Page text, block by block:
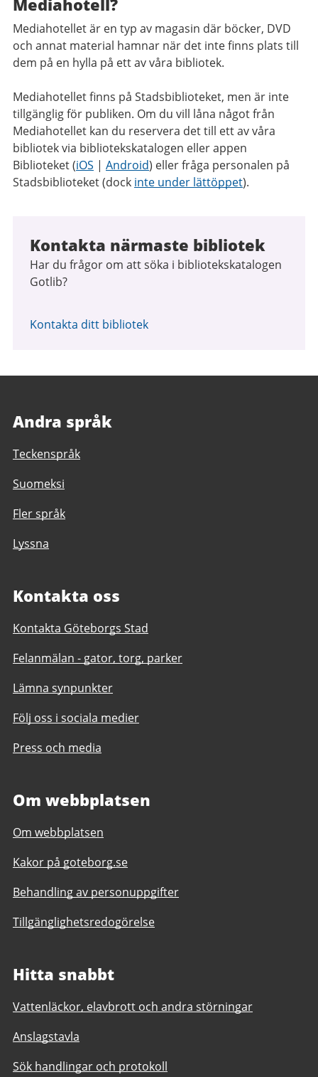
Mediahotell?
Mediahotellet är en typ av magasin där böcker, DVD
och annat material hamnar när det inte finns plats till
dem på en hylla på ett av våra bibliotek.
Mediahotellet finns på Stadsbiblioteket, men är inte
tillgänglig för publiken. Om du vill låna något från
Mediahotellet kan du reservera det till ett av våra
bibliotek via bibliotekskatalogen eller appen
Biblioteket (iOS | Android) eller fråga personalen på
Stadsbiblioteket (dock inte under lättöppet).
Kontakta närmaste bibliotek
Har du frågor om att söka i bibliotekskatalogen
Gotlib?
Kontakta ditt bibliotek
Andra språk
Teckenspråk
Suomeksi
Fler språk
Lyssna
Kontakta oss
Kontakta Göteborgs Stad
Felanmälan - gator, torg, parker
Lämna synpunkter
Följ oss i sociala medier
Press och media
Om webbplatsen
Om webbplatsen
Kakor på goteborg.se
Behandling av personuppgifter
Tillgänglighetsredogörelse
Hitta snabbt
Vattenläckor, elavbrott och andra störningar
Anslagstavla
Sök handlingar och protokoll